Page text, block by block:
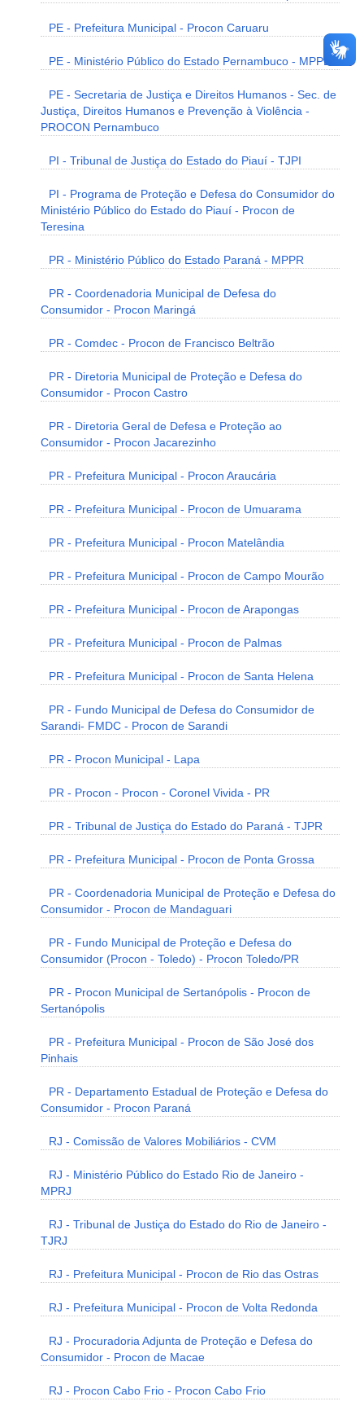
PE - Prefeitura Municipal - Procon Caruaru
PE - Ministério Público do Estado Pernambuco - MPPE
PE - Secretaria de Justiça e Direitos Humanos - Sec. de
Justiça, Direitos Humanos e Prevenção à Violência -
PROCON Pernambuco
PI - Tribunal de Justiça do Estado do Piauí - TJPI
PI - Programa de Proteção e Defesa do Consumidor do
Ministério Público do Estado do Piauí - Procon de
Teresina
PR - Ministério Público do Estado Paraná - MPPR
PR - Coordenadoria Municipal de Defesa do
Consumidor - Procon Maringá
PR - Comdec - Procon de Francisco Beltrão
PR - Diretoria Municipal de Proteção e Defesa do
Consumidor - Procon Castro
PR - Diretoria Geral de Defesa e Proteção ao
Consumidor - Procon Jacarezinho
PR - Prefeitura Municipal - Procon Araucária
PR - Prefeitura Municipal - Procon de Umuarama
PR - Prefeitura Municipal - Procon Matelândia
PR - Prefeitura Municipal - Procon de Campo Mourão
PR - Prefeitura Municipal - Procon de Arapongas
PR - Prefeitura Municipal - Procon de Palmas
PR - Prefeitura Municipal - Procon de Santa Helena
PR - Fundo Municipal de Defesa do Consumidor de
Sarandi- FMDC - Procon de Sarandi
PR - Procon Municipal - Lapa
PR - Procon - Procon - Coronel Vivida - PR
PR - Tribunal de Justiça do Estado do Paraná - TJPR
PR - Prefeitura Municipal - Procon de Ponta Grossa
PR - Coordenadoria Municipal de Proteção e Defesa do
Consumidor - Procon de Mandaguari
PR - Fundo Municipal de Proteção e Defesa do
Consumidor (Procon - Toledo) - Procon Toledo/PR
PR - Procon Municipal de Sertanópolis - Procon de
Sertanópolis
PR - Prefeitura Municipal - Procon de São José dos
Pinhais
PR - Departamento Estadual de Proteção e Defesa do
Consumidor - Procon Paraná
RJ - Comissão de Valores Mobiliários - CVM
RJ - Ministério Público do Estado Rio de Janeiro -
MPRJ
RJ - Tribunal de Justiça do Estado do Rio de Janeiro -
TJRJ
RJ - Prefeitura Municipal - Procon de Rio das Ostras
RJ - Prefeitura Municipal - Procon de Volta Redonda
RJ - Procuradoria Adjunta de Proteção e Defesa do
Consumidor - Procon de Macae
RJ - Procon Cabo Frio - Procon Cabo Frio